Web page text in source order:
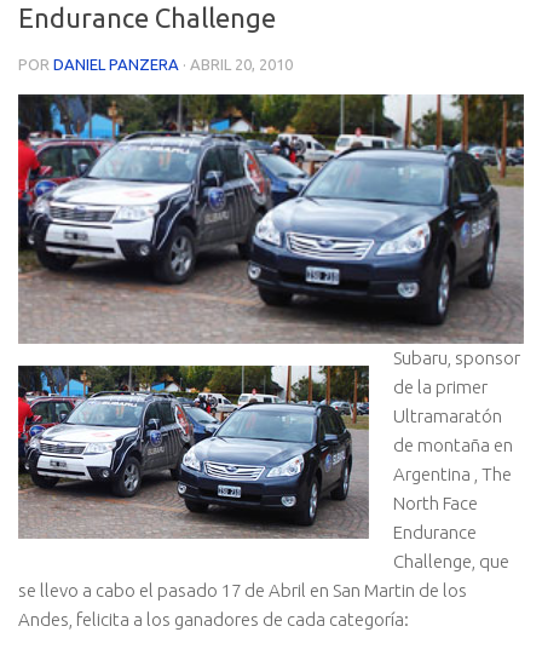
Endurance Challenge
POR DANIEL PANZERA · ABRIL 20, 2010
Subaru, sponsor
de la primer
Ultramaratón
de montaña en
Argentina , The
North Face
Endurance
Challenge, que
se llevo a cabo el pasado 17 de Abril en San Martin de los
Andes, felicita a los ganadores de cada categoría: